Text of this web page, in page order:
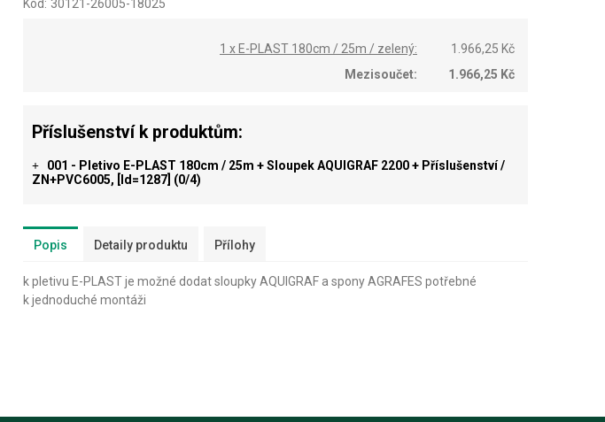
Kód: 30121-26005-18025
1 x E-PLAST 180cm / 25m / zelený:
1.966,25 Kč
Mezisoučet:
1.966,25 Kč
Příslušenství k produktům:
+
001 - Pletivo E-PLAST 180cm / 25m + Sloupek AQUIGRAF 2200 + Příslušenství /
ZN+PVC6005, [id=1287] (0/4)
Popis Detaily produktu Přílohy
k pletivu E-PLAST je možné dodat sloupky AQUIGRAF a spony AGRAFES potřebné
k jednoduché montáži